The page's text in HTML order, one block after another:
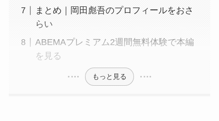
まとめ｜岡田彪吾のプロフィールをおさ
らい
ABEMAプレミアム2週間無料体験で本編
を見る
もっと見る